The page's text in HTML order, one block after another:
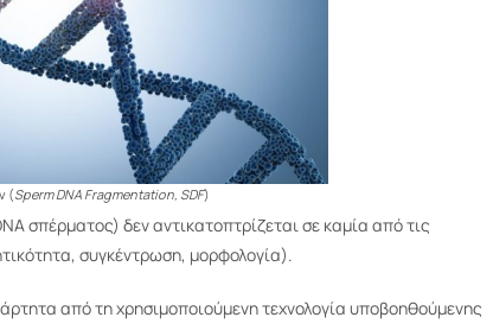
(Sperm DNA Fragmentation, SDF)
σπέρματος) δεν αντικατοπτρίζεται σε καμία από τις
συγκέντρωση, μορφολογία).
από τη χρησιμοποιούμενη τεχνολογία υποβοηθούμενης